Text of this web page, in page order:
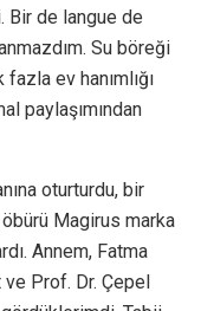
Bir de langue de
Su böreği
ev hanımlığı
paylaşımından
oturturdu, bir
Magirus marka
Annem, Fatma
Prof. Dr. Çepel